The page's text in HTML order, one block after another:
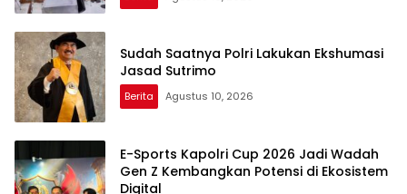
Sudah Saatnya Polri Lakukan Ekshumasi
Jasad Sutrimo
Berita Agustus 10, 2026
E-Sports Kapolri Cup 2026 Jadi Wadah
Gen Z Kembangkan Potensi di Ekosistem
Digital